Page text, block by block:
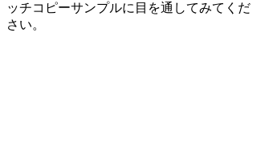
ッチコピーサンプルに目を通してみてくだ
さい。